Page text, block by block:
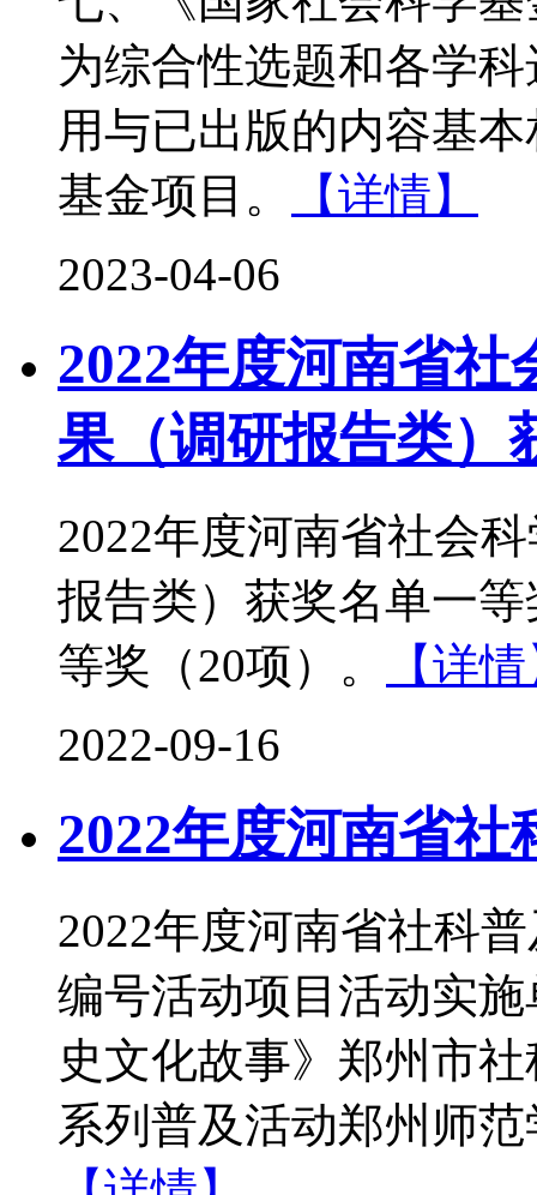
为综合性选题和各学
用与已出版的内容基
基金项目。
【详情】
2023-04-06
2022年度河南省
果（调研报告类）
2022年度河南省社会
报告类）获奖名单一
等奖（20项）。
【详
2022-09-16
2022年度河南省
2022年度河南省社科
编号活动项目活动实
史文化故事》郑州市
系列普及活动郑州师